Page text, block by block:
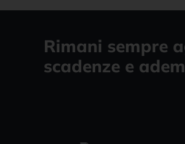
Rimani sempre
scadenze e